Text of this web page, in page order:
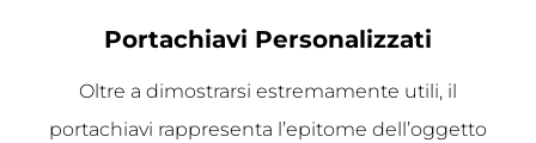
Portachiavi Personalizzati
Oltre a dimostrarsi estremamente utili, il
portachiavi rappresenta l’epitome dell’oggetto